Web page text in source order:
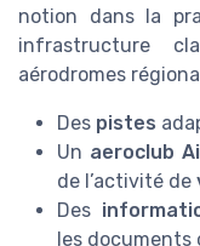
notion dans la
infrastructure
aérodromes
Des pistes
Un aeroclub
de l’activité de
Des
les documents